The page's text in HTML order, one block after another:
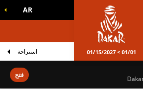
AR
01/01 > 01/15/2027 استراحة
فتح